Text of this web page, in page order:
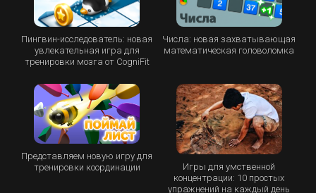
Пингвин-исследователь: новая
увлекательная игра для
тренировки мозга от CogniFit
Числа: новая захватывающая
математическая головоломка
Представляем новую игру для
тренировки координации
Игры для умственной
концентрации: 10 простых
упражнений на каждый день